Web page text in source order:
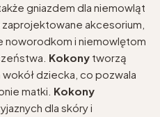
także gniazdem dla niemowląt
akcesorium,
noworodkom i niemowlętom
Kokony tworzą
dziecka, co pozwala
matki. Kokony
dla skóry i